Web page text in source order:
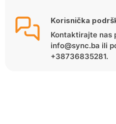
Korisnička
Kontaktirajte nas
info@sync.ba ili
+38736835281.